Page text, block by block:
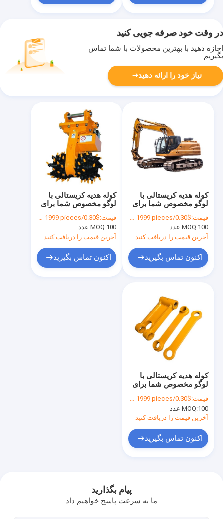
در وقت خود صرفه جویی کنید
اجازه دهید با بهترین محصولات با شما تماس
بگیریم.
نیاز خود را ارائه دهید
کوله هدیه کریستالی با
لوگو مخصوص شما برای
قیمت:$0.30/pieces 100-1999 pieces
MOQ:100 عدد
آخرین قیمت را دریافت کنید
اکنون تماس بگیرید
کوله هدیه کریستالی با
لوگو مخصوص شما برای
قیمت:$0.30/pieces 100-1999 pieces
MOQ:100 عدد
آخرین قیمت را دریافت کنید
اکنون تماس بگیرید
کوله هدیه کریستالی با
لوگو مخصوص شما برای
قیمت:$0.30/pieces 100-1999 pieces
MOQ:100 عدد
آخرین قیمت را دریافت کنید
اکنون تماس بگیرید
پیام بگذارید
ما به سرعت پاسخ خواهیم داد